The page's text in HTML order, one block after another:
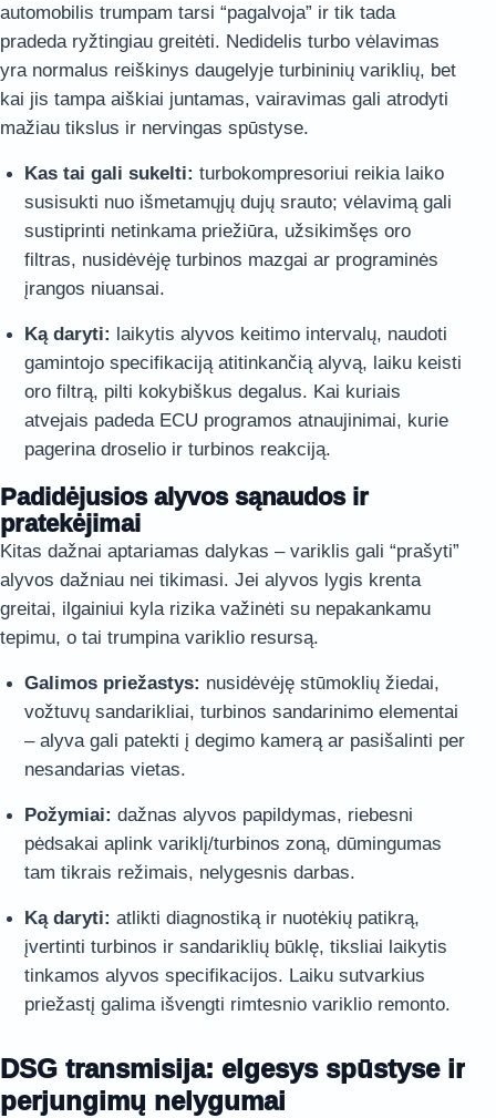
automobilis trumpam tarsi “pagalvoja” ir tik tada
pradeda ryžtingiau greitėti. Nedidelis turbo vėlavimas
yra normalus reiškinys daugelyje turbininių variklių, bet
kai jis tampa aiškiai juntamas, vairavimas gali atrodyti
mažiau tikslus ir nervingas spūstyse.
Kas tai gali sukelti: turbokompresoriui reikia laiko
susisukti nuo išmetamųjų dujų srauto; vėlavimą gali
sustiprinti netinkama priežiūra, užsikimšęs oro
filtras, nusidėvėję turbinos mazgai ar programinės
įrangos niuansai.
Ką daryti: laikytis alyvos keitimo intervalų, naudoti
gamintojo specifikaciją atitinkančią alyvą, laiku keisti
oro filtrą, pilti kokybiškus degalus. Kai kuriais
atvejais padeda ECU programos atnaujinimai, kurie
pagerina droselio ir turbinos reakciją.
Padidėjusios alyvos sąnaudos ir
pratekėjimai
Kitas dažnai aptariamas dalykas – variklis gali “prašyti”
alyvos dažniau nei tikimasi. Jei alyvos lygis krenta
greitai, ilgainiui kyla rizika važinėti su nepakankamu
tepimu, o tai trumpina variklio resursą.
Galimos priežastys: nusidėvėję stūmoklių žiedai,
vožtuvų sandarikliai, turbinos sandarinimo elementai
– alyva gali patekti į degimo kamerą ar pasišalinti per
nesandarias vietas.
Požymiai: dažnas alyvos papildymas, riebesni
pėdsakai aplink variklį/turbinos zoną, dūmingumas
tam tikrais režimais, nelygesnis darbas.
Ką daryti: atlikti diagnostiką ir nuotėkių patikrą,
įvertinti turbinos ir sandariklių būklę, tiksliai laikytis
tinkamos alyvos specifikacijos. Laiku sutvarkius
priežastį galima išvengti rimtesnio variklio remonto.
DSG transmisija: elgesys spūstyse ir
perjungimų nelygumai